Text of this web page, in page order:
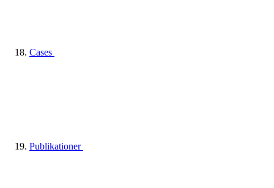
Cases
Publikationer